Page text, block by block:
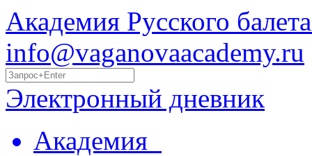
Академия Русского
info@vaganovaacademy.ru
Электронный дневник
Академия